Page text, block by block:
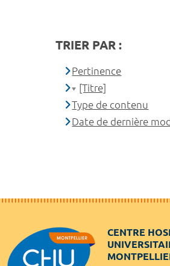
TRIER PAR :
Pertinence
[Titre]
Type de contenu
Date de dernière
CENTRE